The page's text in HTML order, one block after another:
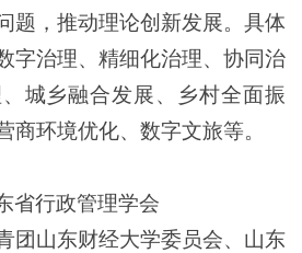
题，推动理论创新发展。具体
字治理、精细化治理、协同治
城乡融合发展、乡村全面振
商环境优化、数字文旅等。
省行政管理学会
团山东财经大学委员会、山东